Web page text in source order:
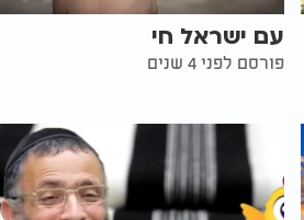
עם ישראל חי
פורסם לפני 4 שנים